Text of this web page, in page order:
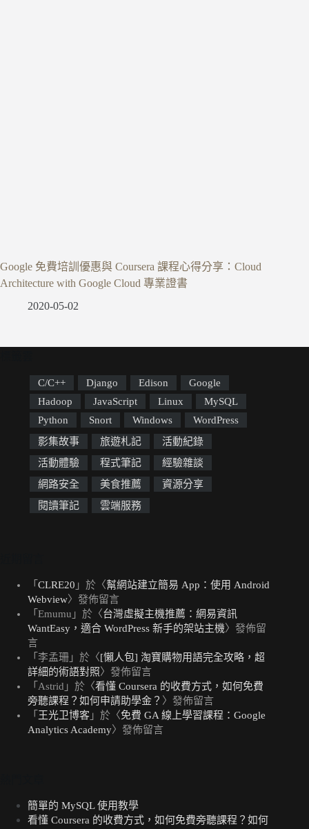
Google 免費培訓優惠與 Coursera 課程心得分享：Cloud
Architecture with Google Cloud 專業證書
2020-05-02
C/C++ Django Edison
Google
Hadoop
JavaScript Linux
MySQL
Python
Snort Windows
WordPress
影集故事
旅遊札記
活動紀錄
活動體驗
程式筆記
經驗雜談
網路安全
美食推薦
資源分享
閱讀筆記
雲端服務
「 CLRE20 」於〈幫網站建立簡易 App：使用 Android
Webview〉發佈留言
「 Emumu 」於〈台灣虛擬主機推薦：網易資訊
WantEasy，適合 WordPress 新手的架站主機〉發佈留
言
「 李孟珊 」於〈[懶人包] 淘寶購物用語完全攻略，超
詳細的術語對照〉發佈留言
「 Astrid 」於〈看懂 Coursera 的收費方式，如何免費
旁聽課程？如何申請助學金？ 〉發佈留言
「 王光卫博客 」於〈免費 GA 線上學習課程：Google
Analytics Academy〉發佈留言
簡單的 MySQL 使用教學
看懂 Coursera 的收費方式，如何免費旁聽課程？如何